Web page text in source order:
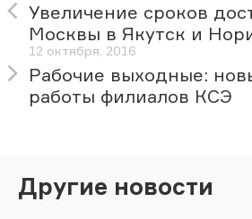
Увеличение сроков
Москвы в Якутск и
12 октября, 2016
Рабочие выходные:
работы филиалов КСЭ
Другие новости